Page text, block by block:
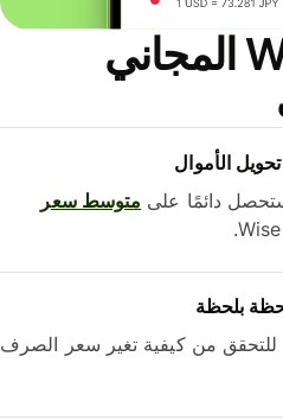
نزّل تطبيق Wise المجاني
الأموال
دائمًا علىمتوسط ​​سعر
بلحظة
من كيفية تغير سعر الصرف